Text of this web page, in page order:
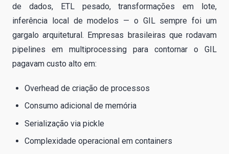
de dados, ETL pesado, transformações em lote,
inferência local de modelos — o GIL sempre foi um
gargalo arquitetural. Empresas brasileiras que rodavam
pipelines em multiprocessing para contornar o GIL
pagavam custo alto em:
Overhead de criação de processos
Consumo adicional de memória
Serialização via pickle
Complexidade operacional em containers